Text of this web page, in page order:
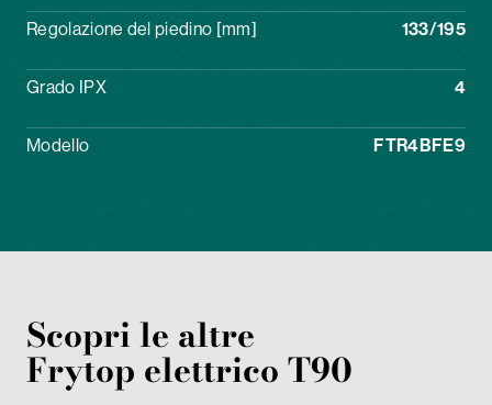
Regolazione del piedino [mm] 133/195
Grado IPX 4
Modello FTR4BFE9
Scopri le altre
Frytop elettricoT90